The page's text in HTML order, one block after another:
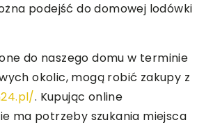
podejść do domowej lodówki
do naszego domu w terminie
okolic, mogą robić zakupy z
. Kupując online
ma potrzeby szukania miejsca